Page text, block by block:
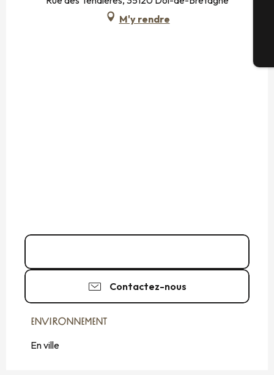
M'y rendre
Contactez-nous
ENVIRONNEMENT
ENVIRONNEMENT
En ville